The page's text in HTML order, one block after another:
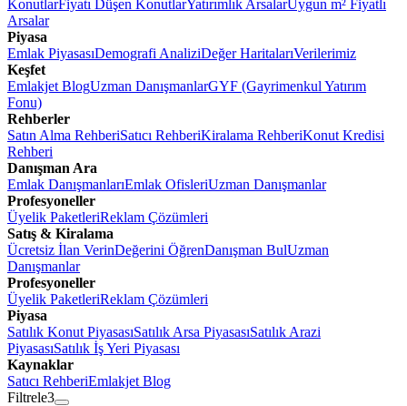
KonutlarFiyatı Düşen KonutlarYatırımlık ArsalarUygun m² Fiyatlı
Arsalar
Piyasa
Emlak PiyasasıDemografi AnaliziDeğer HaritalarıVerilerimiz
Keşfet
Emlakjet BlogUzman DanışmanlarGYF (Gayrimenkul Yatırım
Fonu)
Rehberler
Satın Alma RehberiSatıcı RehberiKiralama RehberiKonut Kredisi
Rehberi
Danışman Ara
Emlak DanışmanlarıEmlak OfisleriUzman Danışmanlar
Profesyoneller
Üyelik PaketleriReklam Çözümleri
Satış & Kiralama
Ücretsiz İlan VerinDeğerini ÖğrenDanışman BulUzman
Danışmanlar
Profesyoneller
Üyelik PaketleriReklam Çözümleri
Piyasa
Satılık Konut PiyasasıSatılık Arsa PiyasasıSatılık Arazi
PiyasasıSatılık İş Yeri Piyasası
Kaynaklar
Satıcı RehberiEmlakjet Blog
Filtrele3